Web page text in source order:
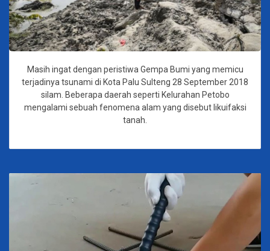
Masih ingat dengan peristiwa Gempa Bumi yang memicu
terjadinya tsunami di Kota Palu Sulteng 28 September 2018
silam. Beberapa daerah seperti Kelurahan Petobo
mengalami sebuah fenomena alam yang disebut likuifaksi
tanah.